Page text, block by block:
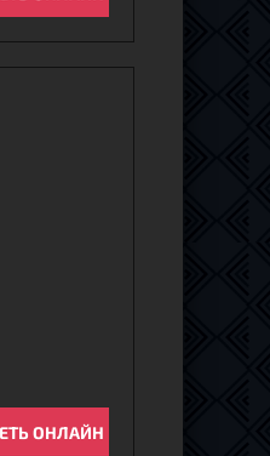
ОНЛАЙН